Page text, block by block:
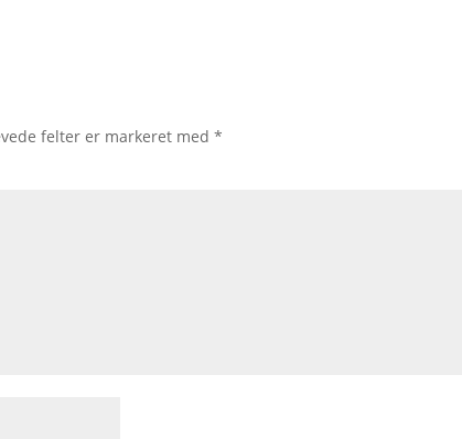
felter er markeret med*